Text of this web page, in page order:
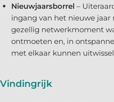
Nieuwjaarsborrel –
ingang van het nieuwe jaar
gezellig netwerkmoment
ontmoeten en, in
met elkaar kunnen
Vindingrijk